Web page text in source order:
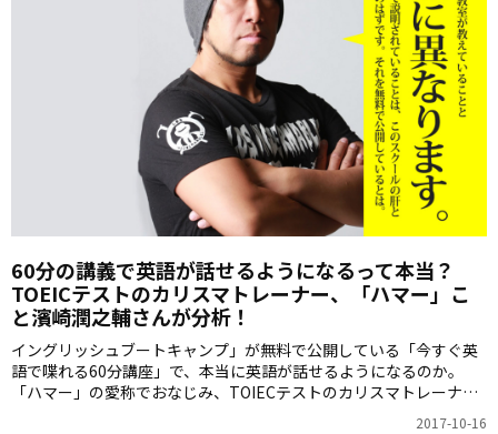
60分の講義で英語が話せるようになるって本当？
TOEICテストのカリスマトレーナー、「ハマー」こ
と濱崎潤之輔さんが分析！
イングリッシュブートキャンプ」が無料で公開している「今すぐ英
語で喋れる60分講座」で、本当に英語が話せるようになるのか。
「ハマー」の愛称でおなじみ、TOIECテストのカリスマトレーナ
2017-10-16